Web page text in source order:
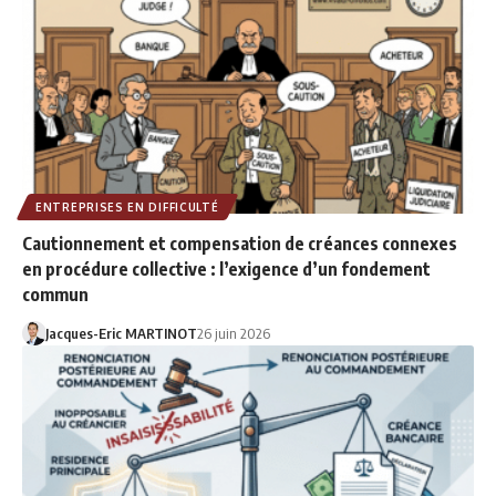
ENTREPRISES EN DIFFICULTÉ
Cautionnement et compensation de créances connexes
en procédure collective : l’exigence d’un fondement
commun
Jacques-Eric MARTINOT26 juin 2026